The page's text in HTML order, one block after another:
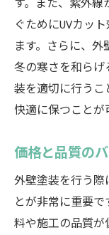
す。また、紫外
ぐためにUVカッ
ます。さらに、
冬の寒さを和ら
装を適切に行う
快適に保つことが
価格と品質の
外壁塗装を行う
とが非常に重要
料や施工の品質